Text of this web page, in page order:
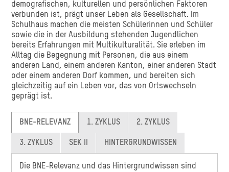
demografischen, kulturellen und persönlichen Faktoren
verbunden ist, prägt unser Leben als Gesellschaft. Im
Schulhaus machen die meisten Schülerinnen und Schüler
sowie die in der Ausbildung stehenden Jugendlichen
bereits Erfahrungen mit Multikulturalität. Sie erleben im
Alltag die Begegnung mit Personen, die aus einem
anderen Land, einem anderen Kanton, einer anderen Stadt
oder einem anderen Dorf kommen, und bereiten sich
gleichzeitig auf ein Leben vor, das von Ortswechseln
geprägt ist.
BNE-RELEVANZ 1. ZYKLUS 2. ZYKLUS
3. ZYKLUS SEK II HINTERGRUNDWISSEN
Die BNE-Relevanz und das Hintergrundwissen sind